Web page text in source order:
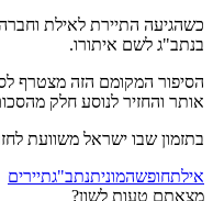
כשהגיעה התיירת לאילת
בנתב"ג לשם איתורו.
הסיפור המקומם הזה מצטרף
אותר והחזיר לנוסע חלק
בתזמון שבו ישראל משוועת
אילתחופשהמוניתנתב"גתיירים
מצאתם טעות לשון?